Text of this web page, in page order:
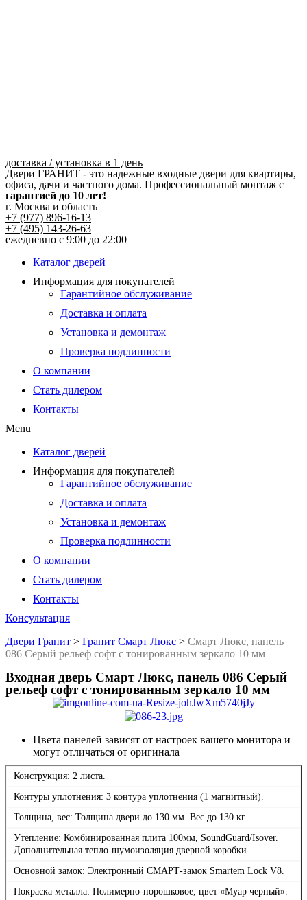
доставка / установка в 1 день
Двери ГРАНИТ - это надежные входные двери для квартиры,
офиса, дачи и частного дома. Профессиональный монтаж с
гарантией до 10 лет!
г. Москва и область
+7 (977) 896-16-13
+7 (495) 143-26-63
ежедневно с 9:00 до 22:00
Каталог дверей
Информация для покупателей
Гарантийное обслуживание
Доставка и оплата
Установка и демонтаж
Проверка подлинности
О компании
Стать дилером
Контакты
Menu
Каталог дверей
Информация для покупателей
Гарантийное обслуживание
Доставка и оплата
Установка и демонтаж
Проверка подлинности
О компании
Стать дилером
Контакты
Консультация
Двери Гранит > Гранит Смарт Люкс > Смарт Люкс, панель
086 Серый рельеф софт с тонированным зеркало 10 мм
Входная дверь Смарт Люкс, панель 086 Серый
рельеф софт с тонированным зеркало 10 мм
Цвета панелей зависят от настроек вашего монитора и
могут отличаться от оригинала
Конструкция: 2 листа.
Контуры уплотнения: 3 контура уплотнения (1 магнитный).
Толщина, вес: Толщина двери до 130 мм. Вес до 130 кг.
Утепление: Комбинированная плита 100мм, SoundGuard/Isover.
Дополнительная тепло-шумоизоляция дверной коробки.
Основной замок: Электронный СМАРТ-замок Smartem Lock V8.
Покраска металла: Полимерно-порошковое, цвет «Муар черный».